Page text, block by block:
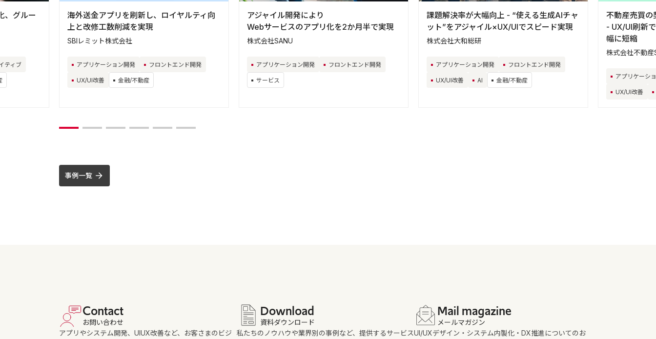
、グルー
ティブ
海外送金アプリを刷新し、ロイヤルティ向
上と改修工数削減を実現
SBIレミット株式会社
アプリケーション開発 フロントエンド開発
UX/UI改善 金融/不動産
アジャイル開発により
Webサービスのアプリ化を2か月半で実現
株式会社SANU
アプリケーション開発 フロントエンド開発
サービス
課題解決率が大幅向上 - “使える生成AIチャ
ット”をアジャイル×UX/UIでスピード実現
株式会社大和総研
アプリケーション開発 フロントエンド開発
UX/UI改善 AI 金融/不動産
不動産売買の
- UX/UI刷新
幅に短縮
株式会社不動
アプリケーシ
UX/UI改善
事例一覧
Contact
お問い合わせ
アプリやシステム開発、UIUX改善など、お客さまのビジ
Download
資料ダウンロード
私たちのノウハウや業界別の事例など、提供するサービス
Mail magazine
メールマガジン
UI/UXデザイン・システム内製化・DX推進についてのお